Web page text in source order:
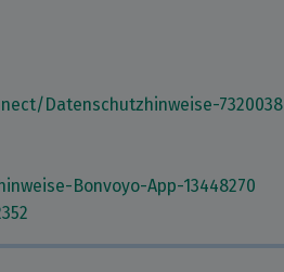
Datenschutzhinweise-7320038
Bonvoyo-App-13448270